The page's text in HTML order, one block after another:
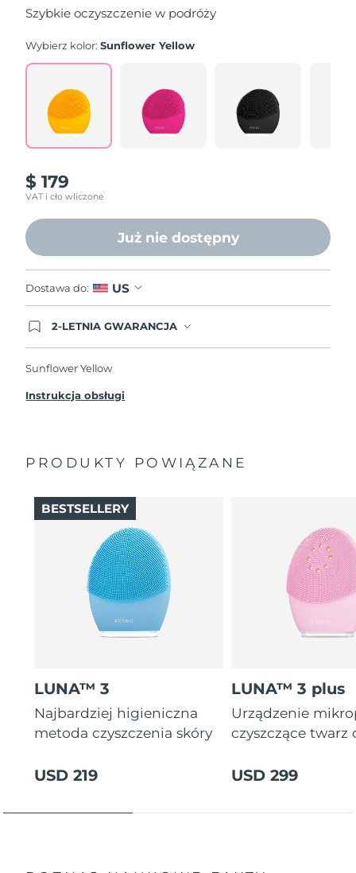
5
stars,
rating
Read
Reviews.
Same
page
Szybkie oczyszczenie w podróży
Wybierz kolor:Sunflower Yellow
$ 179
VAT i cło wliczone
Już nie dostępny
Dostawa do: US
2-LETNIA GWARANCJA
przypadku wystąpienia problemów w ciągu 2 lat
Sunflower Yellow
Instrukcja obsługi
PRODUKTY POWIĄZANE
LUNA™ 3
Najbardziej higieniczna
metoda czyszczenia skóry
USD 219
BESTSELLERY
LUNA™ 3 plus
Urządzenie
czyszczące twarz
USD 299